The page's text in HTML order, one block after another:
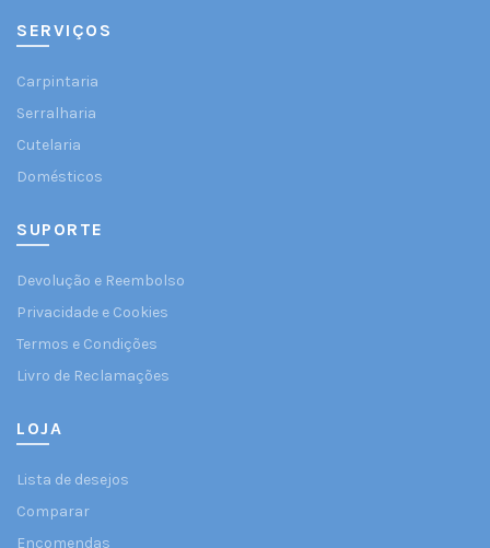
SERVIÇOS
Carpintaria
Serralharia
Cutelaria
Domésticos
SUPORTE
Devolução e Reembolso
Privacidade e Cookies
Termos e Condições
Livro de Reclamações
LOJA
Lista de desejos
Comparar
Encomendas